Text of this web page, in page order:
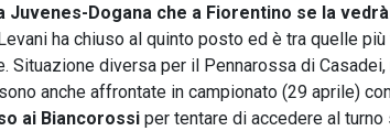
Juvenes-Dogana che a Fiorentino se la
ha chiuso al quinto posto ed è tra quelle
Situazione diversa per il Pennarossa di
anche affrontate in campionato (29 aprile)
ai Biancorossi per tentare di accedere al